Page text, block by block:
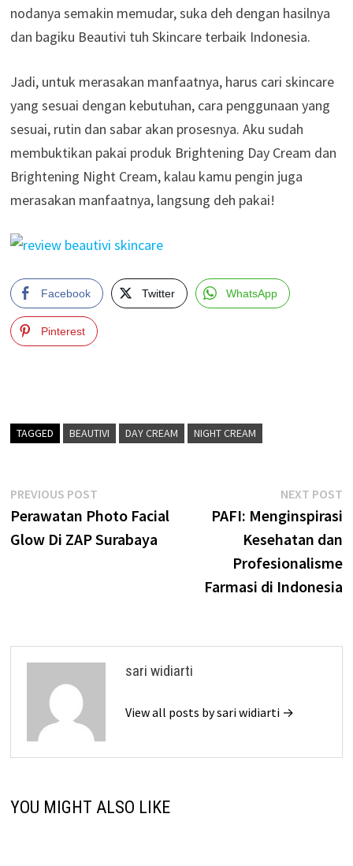
nodanya semakin memudar, suka deh dengan hasilnya
dan bagiku Beautivi tuh Skincare terbaik Indonesia.
Jadi, untuk merasakan manfaatnya, harus cari skincare
yang sesuai dengan kebutuhan, cara penggunaan yang
sesuai, rutin dan sabar akan prosesnya. Aku sudah
membuktikan pakai produk Brightening Day Cream dan
Brightening Night Cream, kalau kamu pengin juga
merasakan manfaatnya, langsung deh pakai!
Facebook Twitter WhatsApp
Pinterest
TAGGED BEAUTIVI DAY CREAM NIGHT CREAM
Post
navigation
PREVIOUS POSTPrevious
post:
Perawatan Photo Facial
Glow Di ZAP Surabaya
NEXT POST
PAFI: Menginspirasi
Kesehatan dan
Profesionalisme
Farmasi di Indonesia
sari widiarti
View all posts by sari widiarti →
YOU MIGHT ALSO LIKE